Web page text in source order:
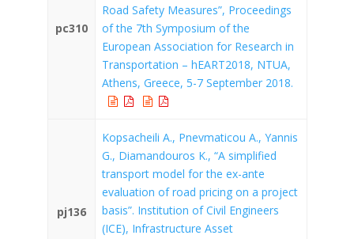
pc310
Road Safety Measures”, Proceedings
of the 7th Symposium of the
European Association for Research in
Transportation – hEART2018, NTUA,
Athens, Greece, 5-7 September 2018.
pj136
Kopsacheili Α., Pnevmaticou Α., Yannis
G., Diamandouros Κ., “A simplified
transport model for the ex-ante
evaluation of road pricing on a project
basis”. Institution of Civil Engineers
(ICE), Infrastructure Asset